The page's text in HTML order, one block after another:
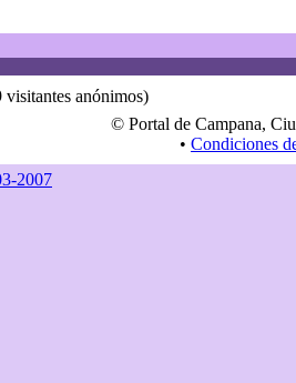
anónimos)
© Portal de Campana,
• Condiciones
2007